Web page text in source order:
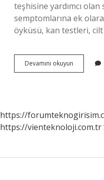
teşhisine yardımcı
semptomlarına ek
öyküsü, kan testleri,
Devamını okuyun
Hangi
https://
https://vienteknoloji.com.tr